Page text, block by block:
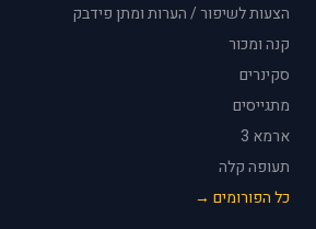
הצעות לשיפור / הערות ומתן פידבק
קנה ומכור
סקינרים
מתגייסים
ארמא 3
תעופה קלה
כל הפורומים →